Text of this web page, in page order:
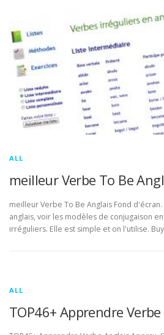
ALL
meilleur Verbe To Be
meilleur Verbe To Be Anglais Fond
anglais, voir les modèles de conjugaison
irréguliers. Elle est simple et on l'utilise.
ALL
TOP46+ Apprendre